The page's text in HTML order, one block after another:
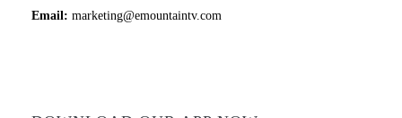
Email: marketing@emountaintv.com